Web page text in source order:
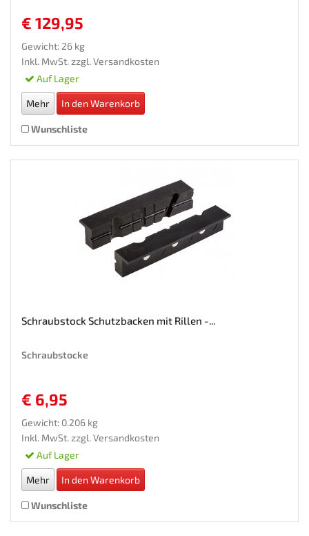
€ 129,95
Gewicht: 26 kg
Inkl. MwSt. zzgl. Versandkosten
Auf Lager
Mehr In den Warenkorb
Wunschliste
Schraubstock Schutzbacken mit Rillen -...
Schraubstocke
€ 6,95
Gewicht: 0.206 kg
Inkl. MwSt. zzgl. Versandkosten
Auf Lager
Mehr In den Warenkorb
Wunschliste